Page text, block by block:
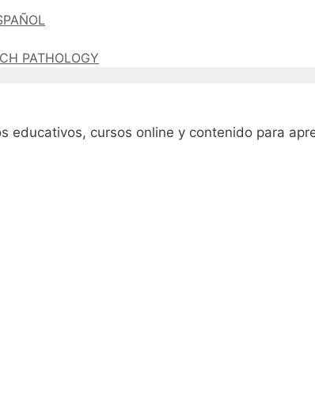
PATHOLOGY
educativos, cursos online y contenido para